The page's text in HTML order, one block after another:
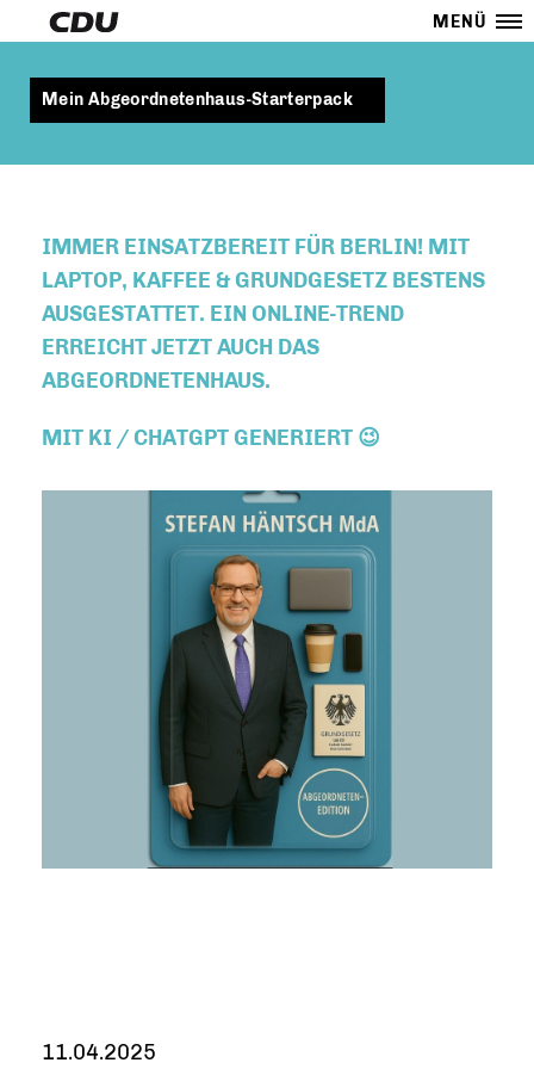
MENÜ
Mein Abgeordnetenhaus-Starterpack
IMMER EINSATZBEREIT FÜR BERLIN! MIT
LAPTOP, KAFFEE & GRUNDGESETZ BESTENS
AUSGESTATTET. EIN ONLINE-TREND
ERREICHT JETZT AUCH DAS
ABGEORDNETENHAUS.
MIT KI / CHATGPT GENERIERT 😉
11.04.2025